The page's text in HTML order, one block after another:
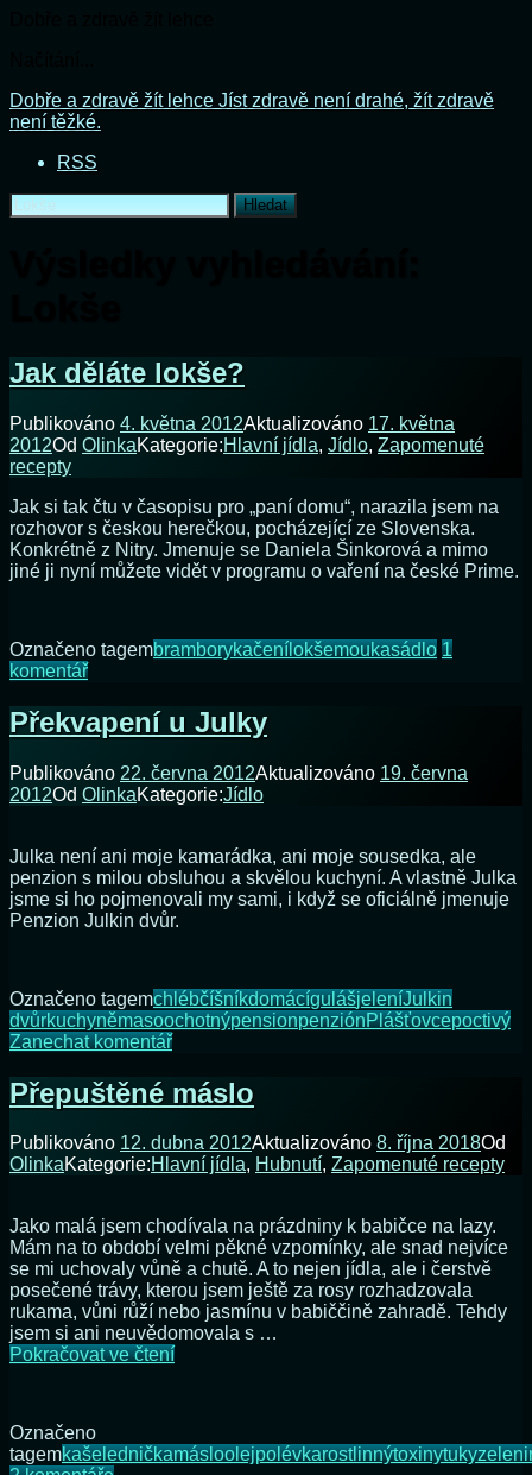
Přejít
k
webu
Dobře a zdravě žít lehce Jíst zdravě není drahé, žít zdravě
není těžké.
RSS
Vyhledávání
Jak děláte lokše?
Publikováno 4. května 2012Aktualizováno 17. května
2012Od OlinkaKategorie:Hlavní jídla, Jídlo, Zapomenuté
recepty
Jak si tak čtu v časopisu pro „paní domu“, narazila jsem na
rozhovor s českou herečkou, pocházející ze Slovenska.
Konkrétně z Nitry. Jmenuje se Daniela Šinkorová a mimo
jiné ji nyní můžete vidět v programu o vaření na české Prime.
Označeno tagembramborykačenílokšemoukasádlo 1
komentářu
s
názvem
děláte
lokše?
Překvapení u Julky
Publikováno 22. června 2012Aktualizováno 19. června
2012Od OlinkaKategorie:Jídlo
Julka není ani moje kamarádka, ani moje sousedka, ale
penzion s milou obsluhou a skvělou kuchyní. A vlastně Julka
jsme si ho pojmenovali my sami, i když se oficiálně jmenuje
Penzion Julkin dvůr.
Označeno tagemchlébčíšníkdomácígulášjeleníJulkin
dvůrkuchyněmasoochotnýpensionpenziónPlášťovcepoctivý
Zanechat komentářna
u
Julky
Přepuštěné máslo
Publikováno 12. dubna 2012Aktualizováno 8. října 2018Od
OlinkaKategorie:Hlavní jídla, Hubnutí, Zapomenuté recepty
Jako malá jsem chodívala na prázdniny k babičce na lazy.
Mám na to období velmi pěkné vzpomínky, ale snad nejvíce
se mi uchovaly vůně a chutě. A to nejen jídla, ale i čerstvě
posečené trávy, kterou jsem ještě za rosy rozhadzovala
rukama, vůni růží nebo jasmínu v babiččině zahradě. Tehdy
jsem si ani neuvědomovala s …
Pokračovat ve čteníPřepuštěné
Označeno
tagemkašeledničkamásloolejpolévkarostlinnýtoxinytuky